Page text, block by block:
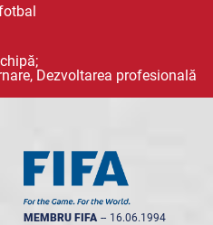
Dezvoltarea profesională
MEMBRU FIFA -- 16.06.1994